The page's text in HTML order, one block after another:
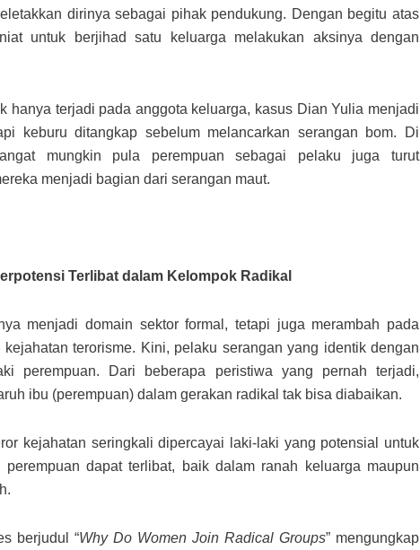
dirinya sebagai pihak pendukung. Dengan begitu atas
untuk berjihad satu keluarga melakukan aksinya dengan
hanya terjadi pada anggota keluarga, kasus Dian Yulia menjadi
keburu ditangkap sebelum melancarkan serangan bom. Di
mungkin pula perempuan sebagai pelaku juga turut
menjadi bagian dari serangan maut.
Terlibat dalam Kelompok Radikal
menjadi domain sektor formal, tetapi juga merambah pada
kejahatan terorisme. Kini, pelaku serangan yang identik dengan
perempuan. Dari beberapa peristiwa yang pernah terjadi,
ibu (perempuan) dalam gerakan radikal tak bisa diabaikan.
kejahatan seringkali dipercayai laki-laki yang potensial untuk
perempuan dapat terlibat, baik dalam ranah keluarga maupun
berjudul “Why Do Women Join Radical Groups” mengungkap